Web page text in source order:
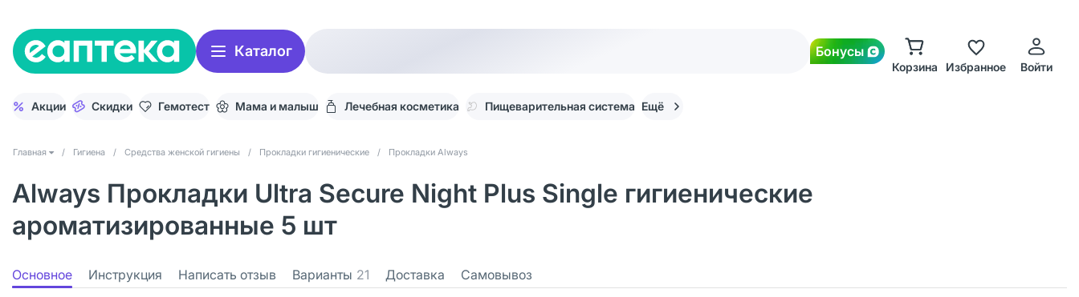
Каталог Бонусы
Корзина Избранное Войти
Акции Скидки Гемотест Мама и малыш Лечебная косметика Пищеварительная система Ещё
Главная / Гигиена / Средства женской гигиены / Прокладки гигиенические / Прокладки Always
Always Прокладки Ultra Secure Night Plus Single гигиенические
ароматизированные 5 шт
Основное Инструкция Написать отзыв Варианты 21 Доставка Самовывоз